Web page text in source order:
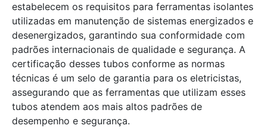
estabelecem os requisitos para ferramentas isolantes
utilizadas em manutenção de sistemas energizados e
desenergizados, garantindo sua conformidade com
padrões internacionais de qualidade e segurança. A
certificação desses tubos conforme as normas
técnicas é um selo de garantia para os eletricistas,
assegurando que as ferramentas que utilizam esses
tubos atendem aos mais altos padrões de
desempenho e segurança.